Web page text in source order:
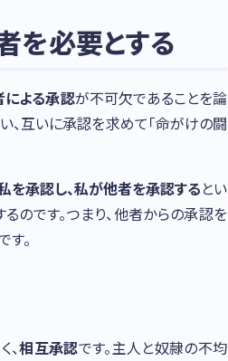
を必要とする
による承認が不可欠であることを論
、互いに承認を求めて「命がけの闘
を承認し、私が他者を承認するとい
のです。つまり、他者からの承認を
。
、相互承認です。主人と奴隷の不均